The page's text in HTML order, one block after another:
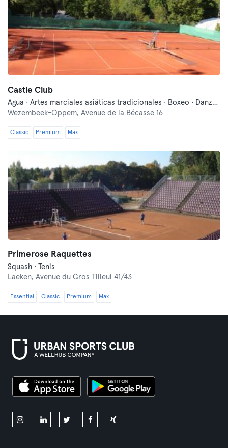
Castle Club
Agua · Artes marciales asiáticas tradicionales · Boxeo · Danza · Entrenamiento funcional · Fitness · Indoor Cycling · Pilates · Qi Gong y Tai Chi · Squash · Tenis · Yoga
Wezembeek-Oppem, Avenue de la Bécasse 16
Classic Premium Max
Primerose Raquettes
Squash · Tenis
Laeken, Avenue du Gros Tilleul 41/43
Essential Classic Premium Max